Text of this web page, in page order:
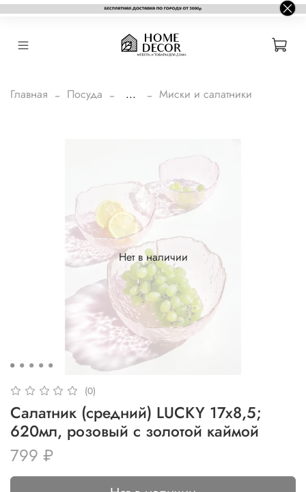
Главная Посуда ... Миски и салатники
Нет в наличии
(0)
Салатник (средний) LUCKY 17x8,5;
620мл, розовый с золотой каймой
799 ₽